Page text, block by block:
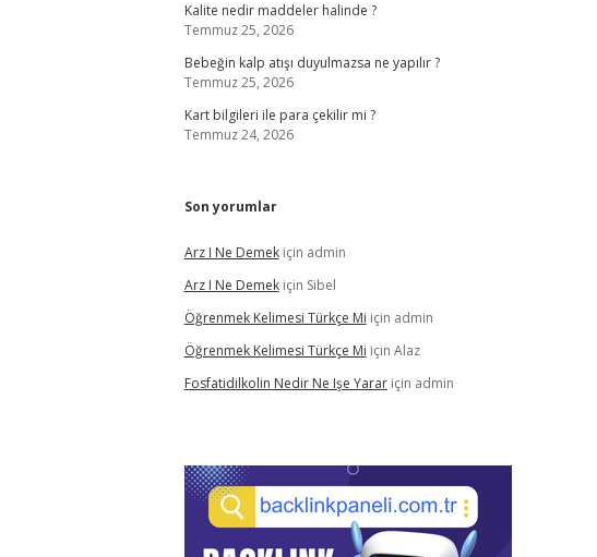
Kalite nedir maddeler halinde ?
Temmuz 25, 2026
Bebeğin kalp atışı duyulmazsa ne yapılır ?
Temmuz 25, 2026
Kart bilgileri ile para çekilir mi ?
Temmuz 24, 2026
Son yorumlar
Arz I Ne Demekiçin admin
Arz I Ne Demekiçin Sibel
Öğrenmek Kelimesi Türkçe Mi için admin
Öğrenmek Kelimesi Türkçe Mi için Alaz
Fosfatidilkolin Nedir Ne Işe Yarariçin admin